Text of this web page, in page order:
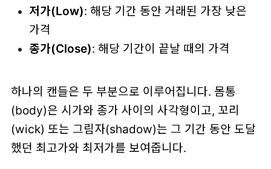
저가(Low): 해당 기간 동안 거래된 가장 낮은
가격
종가(Close): 해당 기간이 끝날 때의 가격
하나의 캔들은 두 부분으로 이루어집니다. 몸통
(body)은 시가와 종가 사이의 사각형이고, 꼬리
(wick) 또는 그림자(shadow)는 그 기간 동안 도달
했던 최고가와 최저가를 보여줍니다.